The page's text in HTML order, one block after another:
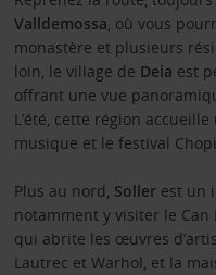
Valldemossa, où vous
monastère et plusieurs
loin, le village de Deia est
offrant une vue
L’été, cette région
musique et le festival
Plus au nord, Sollerest un
notamment y visiter le
qui abrite les œuvres
Lautrec et Warhol, et la